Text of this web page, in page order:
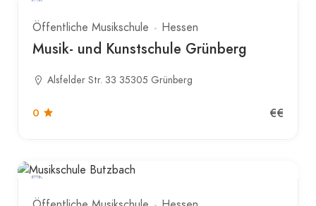
Öffentliche Musikschule Hessen
Musik- und Kunstschule Grünberg
Alsfelder Str. 33 35305 Grünberg
0 €€